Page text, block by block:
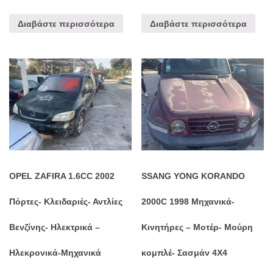
Διαβάστε περισσότερα Διαβάστε περισσότερα
OPEL ZAFIRA 1.6CC 2002
Πόρτες- Κλειδαριές- Αντλίες
Βενζίνης- Ηλεκτρικά –
Ηλεκρονικά-Μηχανικά
SSANG YONG KORANDO
2000C 1998 Μηχανικά-
Κινητήρες – Μοτέρ- Μούρη
κομπλέ- Σασμάν 4Χ4